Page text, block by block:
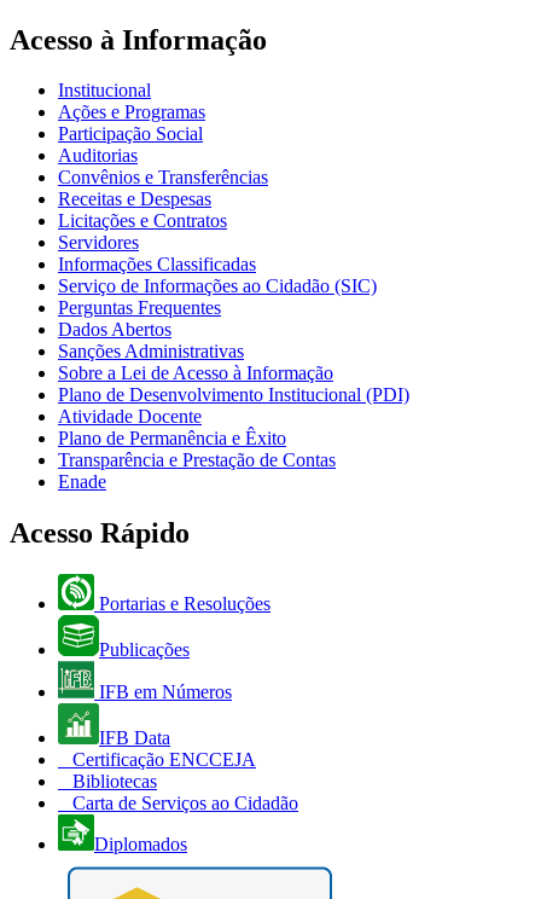
Acesso à Informação
Institucional
Ações e Programas
Participação Social
Auditorias
Convênios e Transferências
Receitas e Despesas
Licitações e Contratos
Servidores
Informações Classificadas
Serviço de Informações ao Cidadão (SIC)
Perguntas Frequentes
Dados Abertos
Sanções Administrativas
Sobre a Lei de Acesso à Informação
Plano de Desenvolvimento Institucional (PDI)
Atividade Docente
Plano de Permanência e Êxito
Transparência e Prestação de Contas
Enade
Acesso Rápido
Portarias e Resoluções
Publicações
IFB em Números
IFB Data
Certificação ENCCEJA
Bibliotecas
Carta de Serviços ao Cidadão
Diplomados